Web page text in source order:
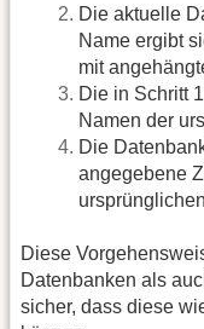
Die aktuelle
Name ergibt
mit
Die in Schritt
Namen der
Die
angegebene
Diese
Datenbanken als
sicher, dass diese